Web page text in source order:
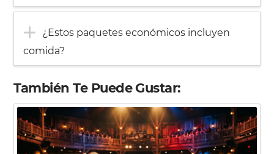
¿Estos paquetes económicos incluyen
comida?
También Te Puede Gustar: